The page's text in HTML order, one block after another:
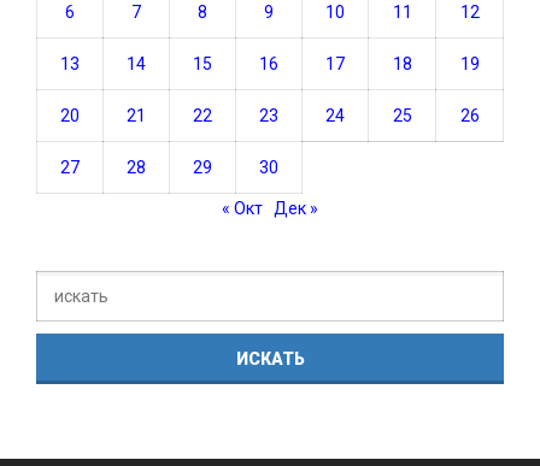
6 7 8 9 10 11 12
13 14 15 16 17 18 19
20 21 22 23 24 25 26
27 28 29 30
« Окт Дек »